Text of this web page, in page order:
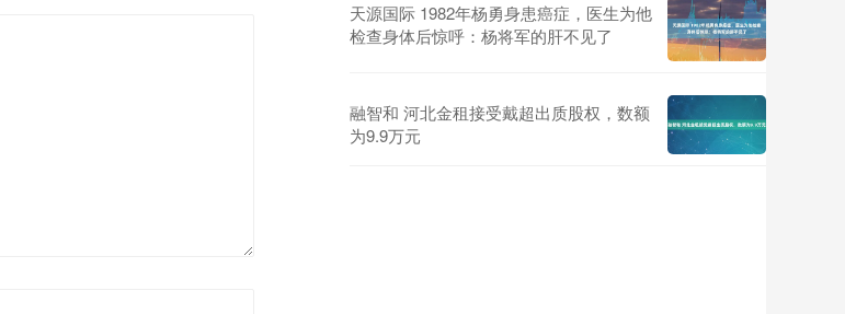
天源国际 1982年杨勇身患癌症，医生为他
检查身体后惊呼：杨将军的肝不见了
融智和 河北金租接受戴超出质股权，数额
为9.9万元